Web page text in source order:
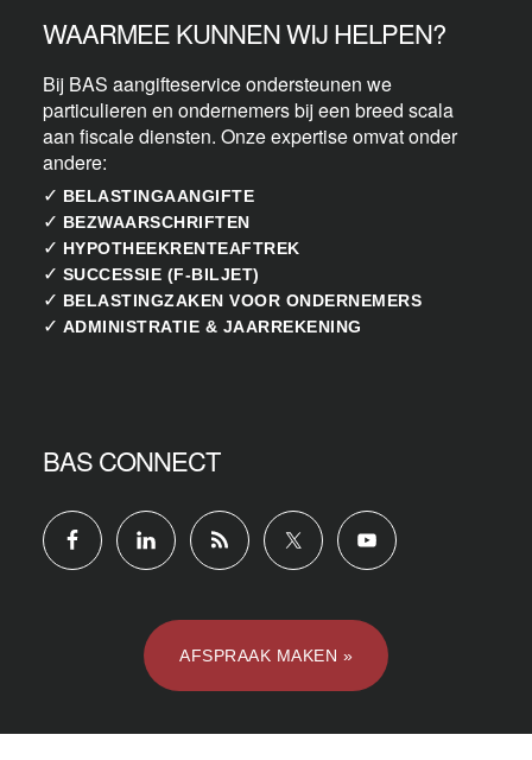
WAARMEE KUNNEN WIJ HELPEN?
Bij BAS aangifteservice ondersteunen we
particulieren en ondernemers bij een breed scala
aan fiscale diensten. Onze expertise omvat onder
andere:
✓ BELASTINGAANGIFTE
✓ BEZWAARSCHRIFTEN
✓ HYPOTHEEKRENTEAFTREK
✓ SUCCESSIE (F-BILJET)
✓ BELASTINGZAKEN VOOR ONDERNEMERS
✓ ADMINISTRATIE & JAARREKENING
BAS CONNECT
AFSPRAAK MAKEN »